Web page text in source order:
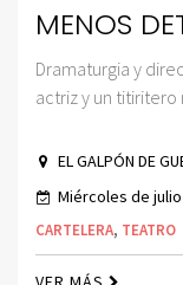
MENOS
Dramaturgia y
actriz y un titiritero
EL GALPÓN DE
Miércoles de
CARTELERA, TEATRO